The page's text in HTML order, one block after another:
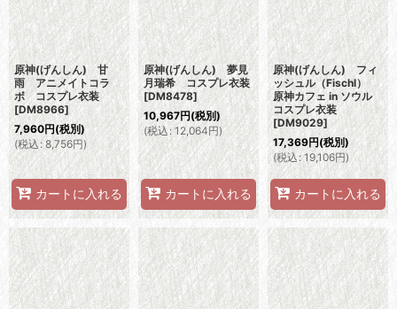
原神(げんしん) 甘
雨 アニメイトコラ
ボ コスプレ衣装
[DM8966]
7,960円(税別)
(税込 : 8,756円)
カートに入れる
原神(げんしん) 夢見
月瑞希 コスプレ衣装
[DM8478]
10,967円(税別)
(税込 : 12,064円)
カートに入れる
原神(げんしん) フィ
ッシュル（Fischl）
原神カフェ in ソウル
コスプレ衣装
[DM9029]
17,369円(税別)
(税込: 19,106円)
カートに入れる